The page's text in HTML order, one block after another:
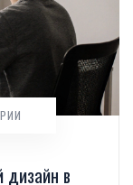
дизайн в